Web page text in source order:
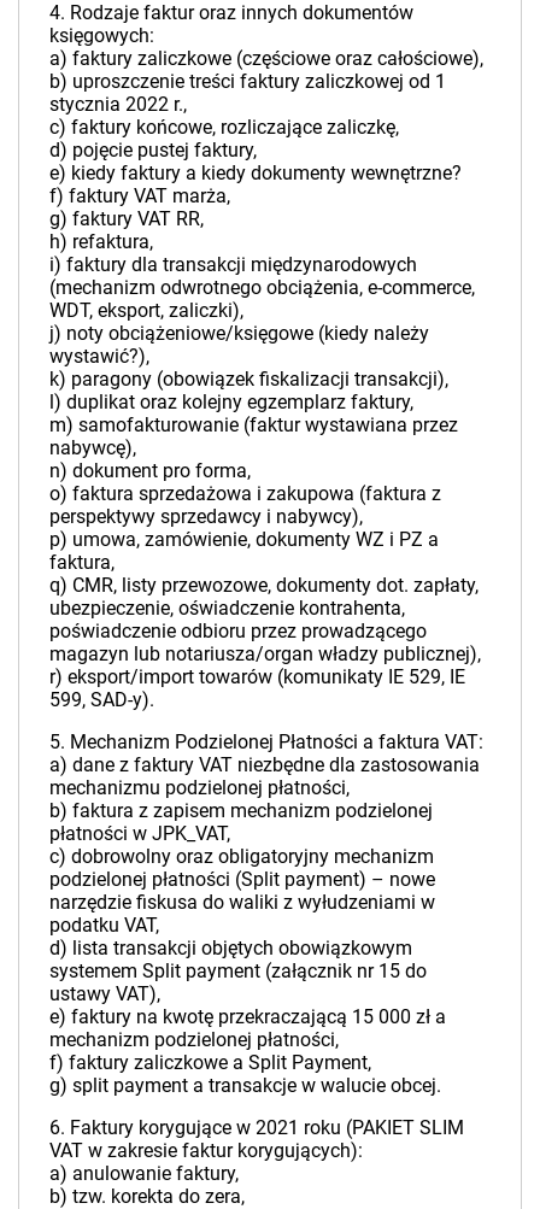
4. Rodzaje faktur oraz innych dokumentów
księgowych:
a) faktury zaliczkowe (częściowe oraz całościowe),
b) uproszczenie treści faktury zaliczkowej od 1
stycznia 2022 r.,
c) faktury końcowe, rozliczające zaliczkę,
d) pojęcie pustej faktury,
e) kiedy faktury a kiedy dokumenty wewnętrzne?
f) faktury VAT marża,
g) faktury VAT RR,
h) refaktura,
i) faktury dla transakcji międzynarodowych
(mechanizm odwrotnego obciążenia, e-commerce,
WDT, eksport, zaliczki),
j) noty obciążeniowe/księgowe (kiedy należy
wystawić?),
k) paragony (obowiązek fiskalizacji transakcji),
l) duplikat oraz kolejny egzemplarz faktury,
m) samofakturowanie (faktur wystawiana przez
nabywcę),
n) dokument pro forma,
o) faktura sprzedażowa i zakupowa (faktura z
perspektywy sprzedawcy i nabywcy),
p) umowa, zamówienie, dokumenty WZ i PZ a
faktura,
q) CMR, listy przewozowe, dokumenty dot. zapłaty,
ubezpieczenie, oświadczenie kontrahenta,
poświadczenie odbioru przez prowadzącego
magazyn lub notariusza/organ władzy publicznej),
r) eksport/import towarów (komunikaty IE 529, IE
599, SAD-y).
5. Mechanizm Podzielonej Płatności a faktura VAT:
a) dane z faktury VAT niezbędne dla zastosowania
mechanizmu podzielonej płatności,
b) faktura z zapisem mechanizm podzielonej
płatności w JPK_VAT,
c) dobrowolny oraz obligatoryjny mechanizm
podzielonej płatności (Split payment) – nowe
narzędzie fiskusa do waliki z wyłudzeniami w
podatku VAT,
d) lista transakcji objętych obowiązkowym
systemem Split payment (załącznik nr 15 do
ustawy VAT),
e) faktury na kwotę przekraczającą 15 000 zł a
mechanizm podzielonej płatności,
f) faktury zaliczkowe a Split Payment,
g) split payment a transakcje w walucie obcej.
6. Faktury korygujące w 2021 roku (PAKIET SLIM
VAT w zakresie faktur korygujących):
a) anulowanie faktury,
b) tzw. korekta do zera,